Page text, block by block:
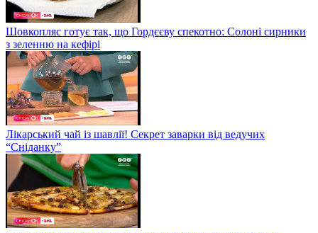
Шовкопляс готує так, що Гордєєву спекотно: Солоні сирники
з зеленню на кефірі
Лікарський чай із шавлії! Секрет заварки від ведучих
“Сніданку”